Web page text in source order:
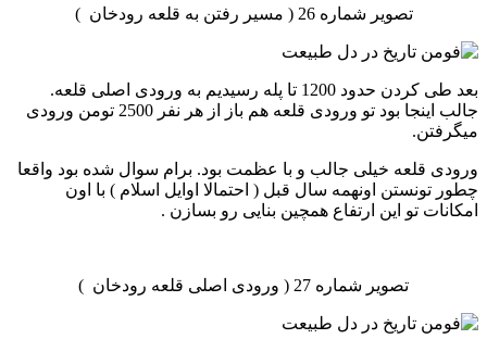
تصویر شماره 26 ( مسیر رفتن به قلعه رودخان )
بعد طی کردن حدود 1200 تا پله رسیدیم به ورودی اصلی قلعه.
جالب اینجا بود تو ورودی قلعه هم باز از هر نفر 2500 تومن ورودی
میگرفتن.
ورودی قلعه خیلی جالب و با عظمت بود. برام سوال شده بود واقعا
چطور تونستن اونهمه سال قبل ( احتمالا اوایل اسلام ) با اون
امکانات تو این ارتفاع همچین بنایی رو بسازن .
تصویر شماره 27 ( ورودی اصلی قلعه رودخان )